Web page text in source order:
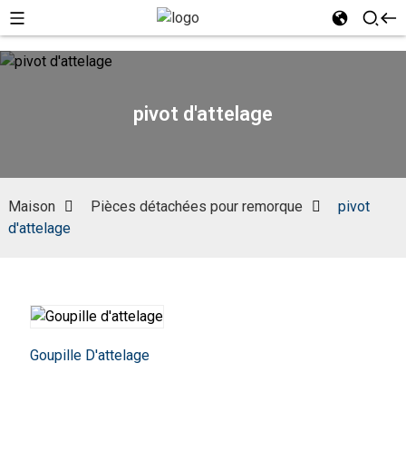
pivot d'attelage
Maison Pièces détachées pour remorque
pivot
d'attelage
Goupille D'attelage